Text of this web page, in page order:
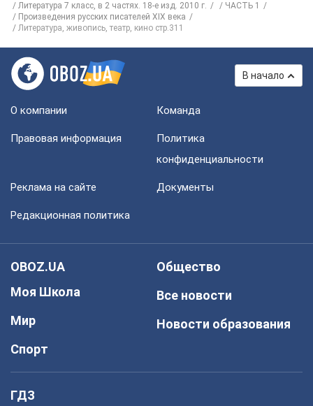
Литература 7 класс, в 2 частях. 18-е изд. 2010 г.
ЧАСТЬ 1
Произведения русских писателей XIX века
Литература, живопись, театр, кино стр.311
В начало
О компании Команда
Правовая информация
Политика
конфиденциальности
Реклама на сайте Документы
Редакционная политика
OBOZ.UA
Моя Школа
Мир
Спорт
Общество
Все новости
Новости образования
ГДЗ